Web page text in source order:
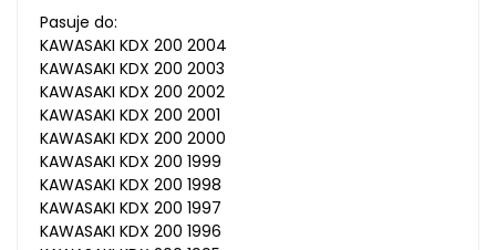
Pasuje do:
KAWASAKI KDX 200 2004
KAWASAKI KDX 200 2003
KAWASAKI KDX 200 2002
KAWASAKI KDX 200 2001
KAWASAKI KDX 200 2000
KAWASAKI KDX 200 1999
KAWASAKI KDX 200 1998
KAWASAKI KDX 200 1997
KAWASAKI KDX 200 1996